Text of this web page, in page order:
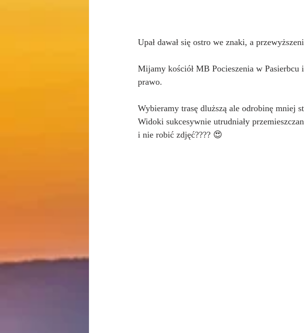
Upał dawał się ostro we znaki, a
Mijamy kościół MB Pocieszenia w
prawo.
Wybieramy trasę dluższą ale odrobinę mniej
Widoki sukcesywnie utrudniały
i nie robić zdjęć???? 😍